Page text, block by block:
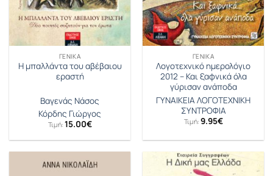
ΓΕΝΙΚΆ
Η μπαλλάντα του αβέβαιου
εραστή
Βαγενάς Νάσος
Κόρδης Γιώργος
Τιμή: 15.00€
ΓΕΝΙΚΆ
Λογοτεχνικό ημερολόγιο
2012 – Και ξαφνικά όλα
γύρισαν ανάποδα
ΓΥΝΑΙΚΕΙΑ ΛΟΓΟΤΕΧΝΙΚΗ
ΣΥΝΤΡΟΦΙΑ
Τιμή: 9.95€